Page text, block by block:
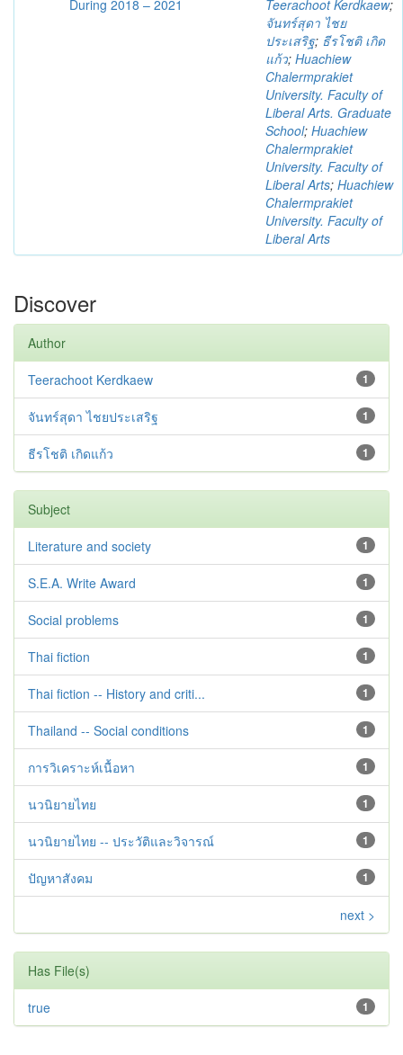
During 2018 – 2021
Teerachoot Kerdkaew;
จันทร์สุดา ไชย
ประเสริฐ; ธีรโชติ เกิด
แก้ว; Huachiew
Chalermprakiet
University. Faculty of
Liberal Arts. Graduate
School; Huachiew
Chalermprakiet
University. Faculty of
Liberal Arts; Huachiew
Chalermprakiet
University. Faculty of
Liberal Arts
Discover
Author
1
Teerachoot Kerdkaew
1
จันทร์สุดา ไชยประเสริฐ
1
ธีรโชติ เกิดแก้ว
Subject
1
Literature and society
1
S.E.A. Write Award
1
Social problems
1
Thai fiction
1
Thai fiction -- History and criti...
1
Thailand -- Social conditions
1
การวิเคราะห์เนื้อหา
1
นวนิยายไทย
1
นวนิยายไทย -- ประวัติและวิจารณ์
1
ปัญหาสังคม
next >
Has File(s)
1
true